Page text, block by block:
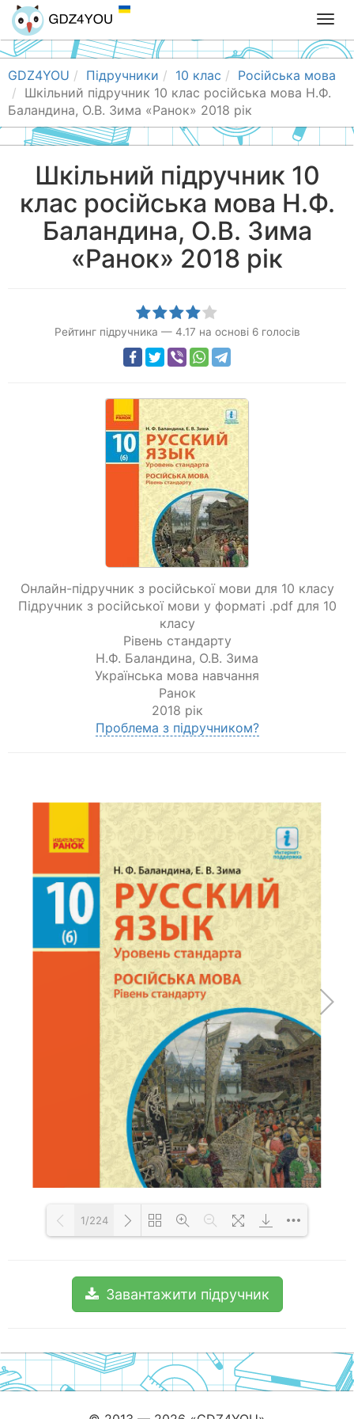
T
o
g
g
l
n
a
g
a
GDZ4YOU Підручники 10 клас
Російська мова
Шкільний підручник 10 клас російська мова Н.Ф.
Баландина, О.В. Зима «Ранок» 2018 рік
Шкільний підручник 10
клас російська мова Н.Ф.
Баландина, О.В. Зима
«Ранок» 2018 рік
Рейтинг підручника — 4.17 на основі 6голосів
Онлайн-підручник з російської мови для 10 класу
Підручник з російської мови у форматі .pdf для 10
класу
Рівень стандарту
Н.Ф. Баландина, О.В. Зима
Українська мова навчання
Ранок
2018 рік
Проблема з підручником?
1/224
Завантажити підручник